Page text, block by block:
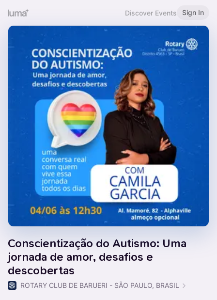
Discover Events Sign In
Conscientização do Autismo: Uma
jornada de amor, desafios e
descobertas
ROTARY CLUB DE BARUERI - SÃO PAULO, BRASIL